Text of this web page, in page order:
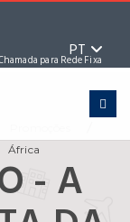
para Rede Fixa
PT
África
- A